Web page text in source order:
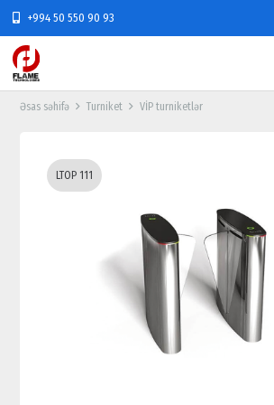
+994 50 550 90 93
Əsas səhifə Turniket VİP turniketlər
LTOP 111